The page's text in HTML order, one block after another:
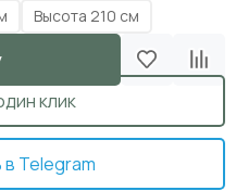
Высота 210 см
клик
Telegram